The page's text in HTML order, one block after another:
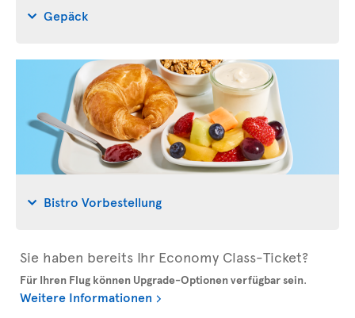
Gepäck
Bistro Vorbestellung
Sie haben bereits Ihr Economy Class-Ticket?
Für Ihren Flug können Upgrade-Optionen verfügbar sein.
Weitere Informationen